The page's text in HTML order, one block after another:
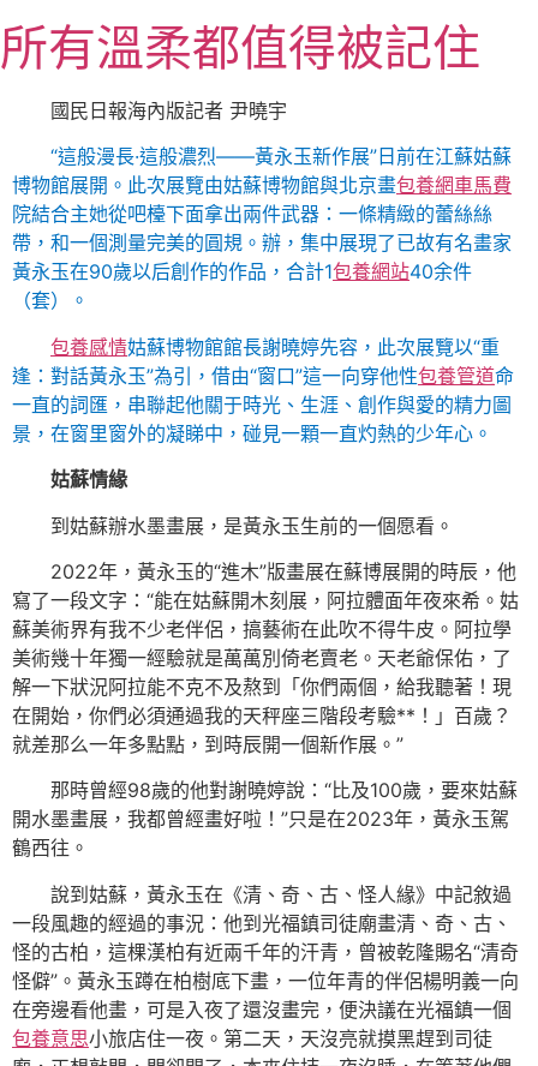
至
主所有溫柔都值得被記住
國民日報海內版記者 尹曉宇
“這般漫長·這般濃烈——黃永玉新作展”日前在江蘇姑蘇
博物館展開。此次展覽由姑蘇博物館與北京畫包養網車馬費
院結合主她從吧檯下面拿出兩件武器：一條精緻的蕾絲絲
帶，和一個測量完美的圓規。辦，集中展現了已故有名畫家
黃永玉在90歲以后創作的作品，合計1包養網站40余件
（套）。
包養感情姑蘇博物館館長謝曉婷先容，此次展覽以“重
逢：對話黃永玉”為引，借由“窗口”這一向穿他性包養管道命
一直的詞匯，串聯起他關于時光、生涯、創作與愛的精力圖
景，在窗里窗外的凝睇中，碰見一顆一直灼熱的少年心。
姑蘇情緣
到姑蘇辦水墨畫展，是黃永玉生前的一個愿看。
2022年，黃永玉的“進木”版畫展在蘇博展開的時辰，他
寫了一段文字：“能在姑蘇開木刻展，阿拉體面年夜來希。姑
蘇美術界有我不少老伴侶，搞藝術在此吹不得牛皮。阿拉學
美術幾十年獨一經驗就是萬萬別倚老賣老。天老爺保佑，了
解一下狀況阿拉能不克不及熬到「你們兩個，給我聽著！現
在開始，你們必須通過我的天秤座三階段考驗**！」百歲？
就差那么一年多點點，到時辰開一個新作展。”
那時曾經98歲的他對謝曉婷說：“比及100歲，要來姑蘇
開水墨畫展，我都曾經畫好啦！”只是在2023年，黃永玉駕
鶴西往。
說到姑蘇，黃永玉在《清、奇、古、怪人緣》中記敘過
一段風趣的經過的事況：他到光福鎮司徒廟畫清、奇、古、
怪的古柏，這棵漢柏有近兩千年的汗青，曾被乾隆賜名“清奇
怪僻”。黃永玉蹲在柏樹底下畫，一位年青的伴侶楊明義一向
在旁邊看他畫，可是入夜了還沒畫完，便決議在光福鎮一個
包養意思小旅店住一夜。第二天，天沒亮就摸黑趕到司徒